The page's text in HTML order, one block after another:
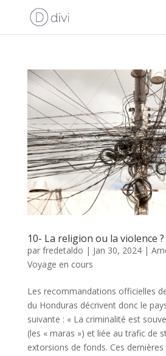
10- La religion ou la violence ?
par fredetaldo | Jan 30, 2024|
Voyage en cours
Les recommandations officielles
du Honduras décrivent donc le
suivante : « La criminalité est
(les « maras ») et liée au trafic de
extorsions de fonds. Ces